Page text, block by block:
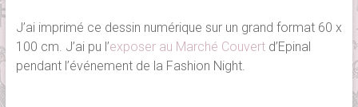
J’ai imprimé ce dessin numérique sur un grand format 60 x
100 cm. J’ai pu l’exposer au Marché Couvertd’Epinal
pendant l’événement de la Fashion Night.